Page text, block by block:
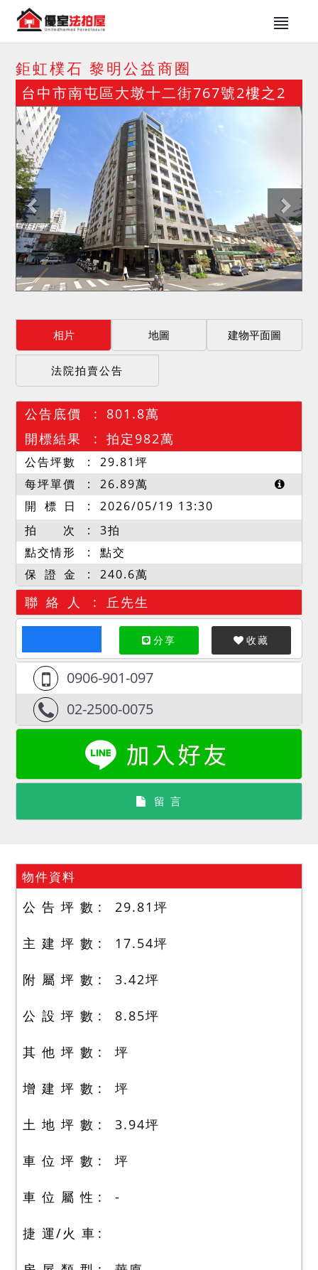
鉅虹樸石 黎明公益商圈
台中市南屯區大墩十二街767號2樓之2
相片 地圖 建物平面圖
法院拍賣公告
公告底價
801.8萬
開標結果
拍定982萬
公告坪數 29.81坪
每坪單價
26.89萬
開 標 日
2026/05/19 13:30
拍 次
3拍
點交情形
點交
保 證 金
240.6萬
聯 絡 人 丘先生
分享 收藏
0906-901-097
02-2500-0075
留 言
物件資料
公 告 坪 數 29.81 坪
主 建 坪 數 17.54坪
附 屬 坪 數 3.42坪
公 設 坪 數 8.85坪
其 他 坪 數 坪
增 建 坪 數 坪
土 地 坪 數 3.94坪
車 位 坪 數 坪
車 位 屬 性 -
捷 運/火 車